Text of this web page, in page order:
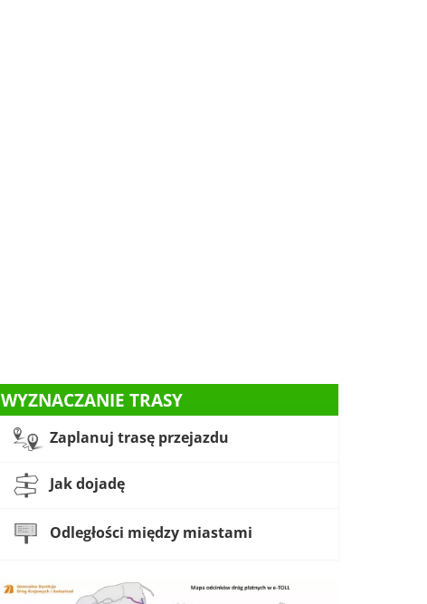
WYZNACZANIE TRASY
Zaplanuj trasę przejazdu
Jak dojadę
Odległości między miastami